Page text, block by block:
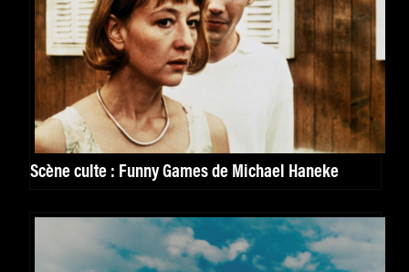
Scène culte : Funny Games de Michael Haneke